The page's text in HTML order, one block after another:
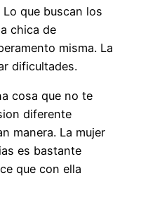
que buscan los
chica de
misma. La
dificultades.
cosa que no te
diferente
manera. La mujer
es bastante
que con ella